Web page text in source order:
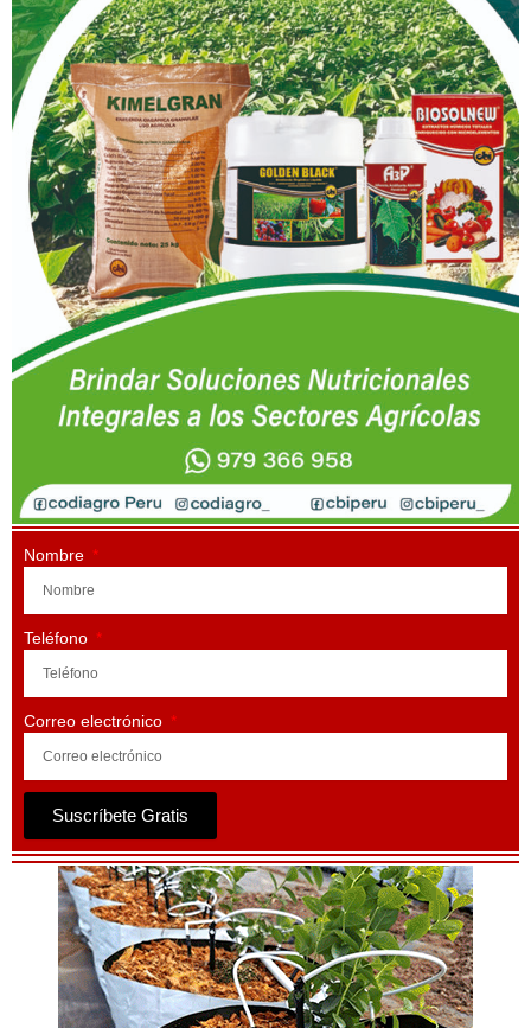
Nombre
Teléfono
Correo electrónico
Suscríbete Gratis